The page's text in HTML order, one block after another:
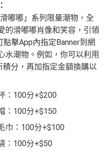
嘟嘟」系列限量潮物，全
的滑嘟嘟肖像和笑容，引領
擊App內指定Banner到網
水潮物。例如，你可以利用
分，再加指定金額換購以
：100分+$200
：100分+$150
巾：100分+$100
：100分+$50